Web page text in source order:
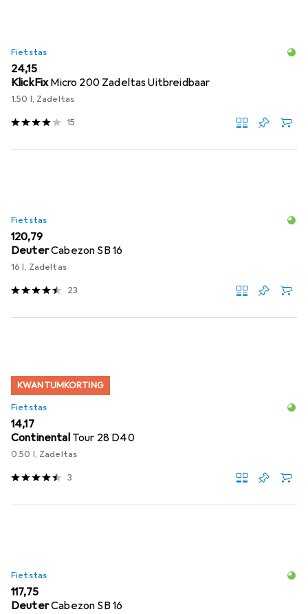
Fietstas
EUR
24,15
KlickFixMicro 200 Zadeltas Uitbreidbaar
1.50 l, Zadeltas
15
Fietstas
EUR
120,79
DeuterCabezon SB 16
16 l, Zadeltas
23
KWANTUMKORTING
Fietstas
EUR
14,17
Continental Tour 28 D40
0.50 l, Zadeltas
3
Fietstas
EUR
117,75
DeuterCabezon SB 16